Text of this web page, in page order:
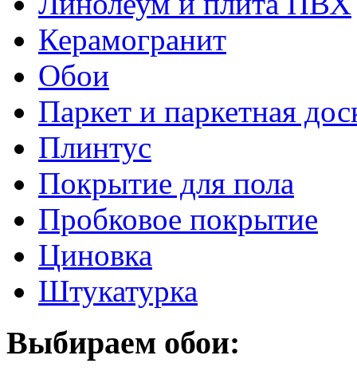
Керамогранит
Обои
Паркет и паркетная
Плинтус
Покрытие для пола
Пробковое покрытие
Циновка
Штукатурка
Выбираем обои: